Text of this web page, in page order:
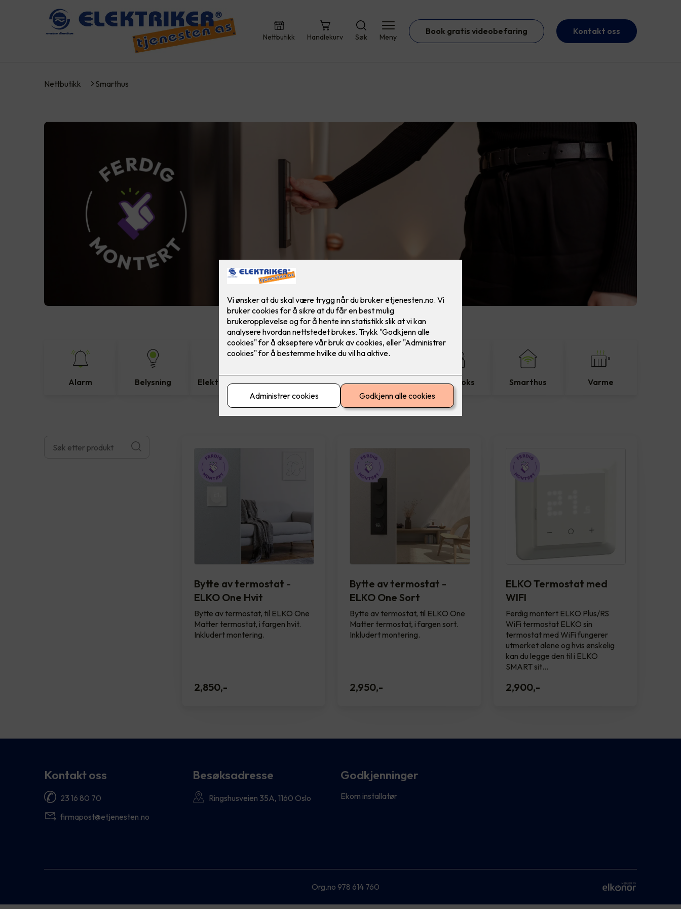
Nettbutikk Handlekurv Søk Meny
Book gratis videobefaring Kontakt oss
Nettbutikk Smarthus
Alarm Belysning Elektromateriell El-sikkerhet Ferdig montert Ladeboks Smarthus Varme
Bytte av termostat -
ELKO One Hvit
Bytte av termostat, til ELKO One
Matter termostat, i fargen hvit.
Inkludert montering.
2,850,-
Bytte av termostat -
ELKO One Sort
Bytte av termostat, til ELKO One
Matter termostat, i fargen sort.
Inkludert montering.
2,950,-
ELKO Termostat med
WIFI
Ferdig montert ELKO Plus/RS
WiFi termostat ELKO sin
termostat med WiFi fungerer
utmerket alene og hvis ønskelig
kan du legge den til i ELKO
SMART sit…
2,900,-
Kontakt oss
23 16 80 70
firmapost@etjenesten.no
Besøksadresse
Ringshusveien 35A, 1160 Oslo
Godkjenninger
Ekom installatør
Org.no 978 614 760